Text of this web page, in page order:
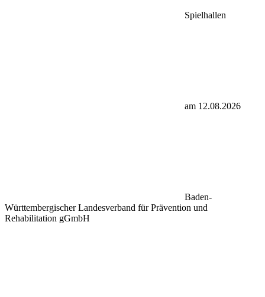
Spielhallen
am 12.08.2026
Baden-
Württembergischer Landesverband für Prävention und
Rehabilitation gGmbH